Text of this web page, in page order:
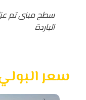
سطح مبنى تم
الباردة
سعر البولي